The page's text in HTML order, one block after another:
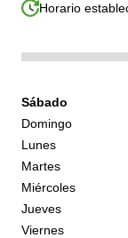
Horario
Sábado
Domingo
Lunes
Martes
Miércoles
Jueves
Viernes